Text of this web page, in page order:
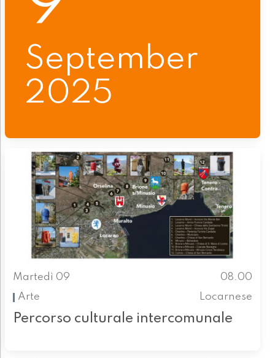
September
2025
Martedì 09
08.00
Arte
Locarnese
Percorso culturale intercomunale